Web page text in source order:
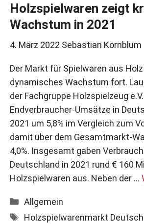
Holzspielwaren zeigt
Wachstum in 2021
4. März 2022 Sebastian Kornblum
Der Markt für Spielwaren aus
dynamisches Wachstum fort.
der Fachgruppe Holzspielzeug
Endverbraucher-Umsätze in
2021 um 5,8% im Vergleich zum
damit über dem Gesamtmarkt-
4,0%. Insgesamt gaben
Deutschland in 2021 rund € 160
Holzspielwaren aus. Neben der …
Kategorien
Allgemein
Schlagwörter
Holzspielwarenmarkt